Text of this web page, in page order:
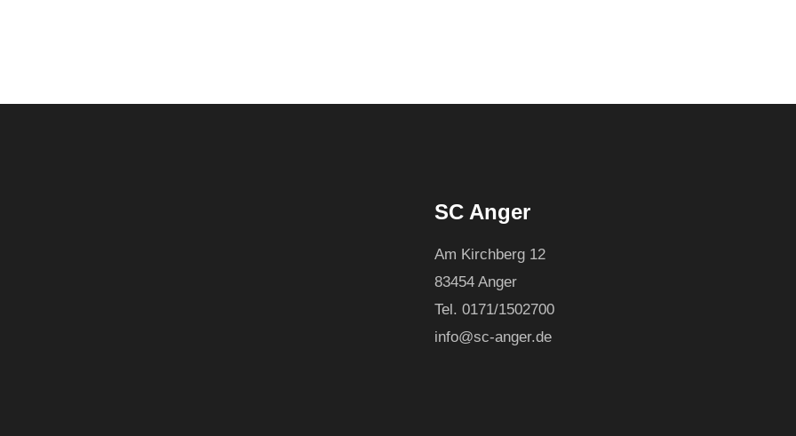
SC Anger
Am Kirchberg 12
83454 Anger
Tel. 0171/1502700
info@sc-anger.de